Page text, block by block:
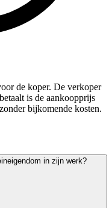
de koper. De verkoper
is de aankoopprijs
bijkomende kosten.
in zijn werk?